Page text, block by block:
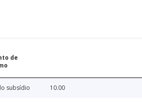
de
subsídio 10.00